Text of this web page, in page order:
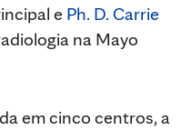
e Ph. D. Carrie
na Mayo
em cinco centros, a